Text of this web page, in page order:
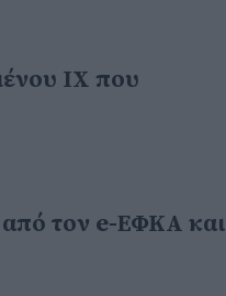
ΙΧ που
τον e-ΕΦΚΑ και